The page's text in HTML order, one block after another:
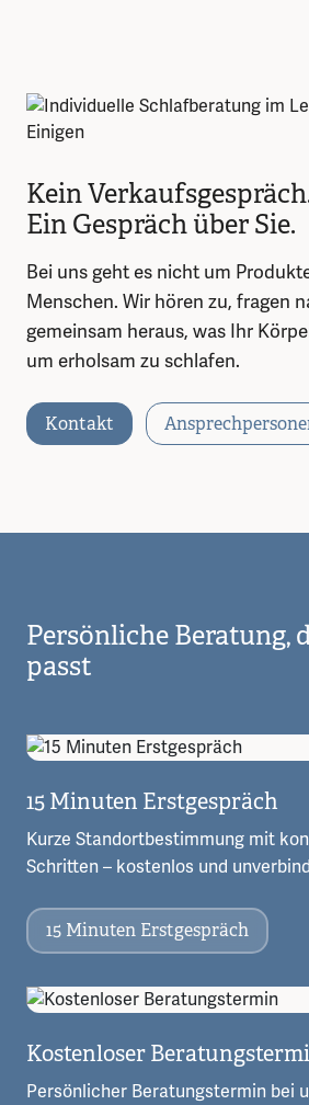
Kein
Ein Gespräch über Sie.
Bei uns geht es nicht um
Menschen. Wir hören zu, fragen
gemeinsam heraus, was Ihr
um erholsam zu schlafen.
Kontakt
Persönliche Beratung,
passt
15 Minuten Erstgespräch
Kurze Standortbestimmung mit
Schritten – kostenlos und
15 Minuten Erstgespräch
Kostenloser
Persönlicher Beratungstermin bei